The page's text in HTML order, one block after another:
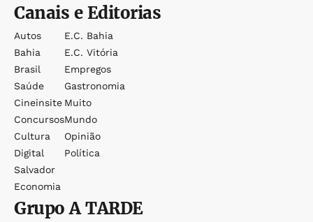
Canais e Editorias
Autos
Bahia
Brasil
Saúde
Cineinsite
Concursos
Cultura
Digital
Salvador
Economia
E.c. Bahia
E.c. Vitória
Empregos
Gastronomia
Muito
Mundo
Opinião
Política
GrupoA TARDE